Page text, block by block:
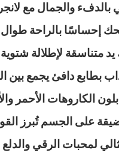
والجمال مع
إحساسًا بالراحة طوال
متناسقة لإطلالة
بطابع دافئ يجمع بين
الكاروهات الأحمر
على الجسم تُبرز
لمحبات الرقي والدلع